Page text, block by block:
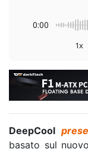
0:00
1x
DeepCool
basato sul